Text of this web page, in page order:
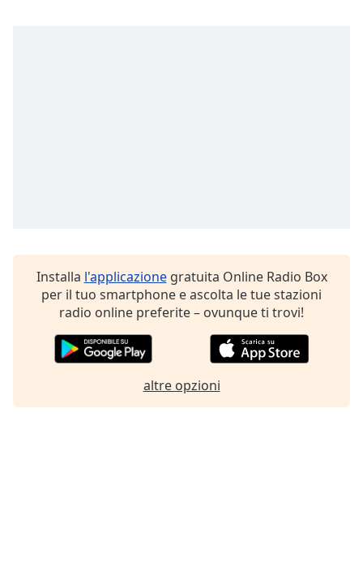
Installa l'applicazionegratuita Online Radio Box
per il tuo smartphone e ascolta le tue stazioni
radio online preferite – ovunque ti trovi!
altre opzioni